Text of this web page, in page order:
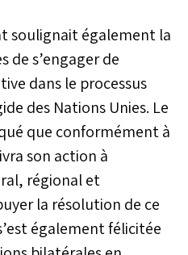
soulignait également la
de s’engager de
dans le processus
des Nations Unies. Le
que conformément à
son action à
régional et
la résolution de ce
également félicitée